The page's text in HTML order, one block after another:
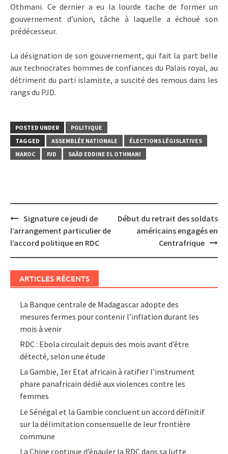
Othmani. Ce dernier a eu la lourde tache de former un
gouvernement d’union, tâche à laquelle a échoué son
prédécesseur.
La désignation de son gouvernement, qui fait la part belle
aux technocrates hommes de confiances du Palais royal, au
détriment du parti islamiste, a suscité des remous dans les
rangs du PJD.
POSTED UNDER
POLITIQUE
TAGGED
ASSEMBLÉE NATIONALE
ÉLECTIONS LÉGISLATIVES
MAROC
PJD SAÂD EDDINE EL OTHMANI
Post
navigation
Signature ce jeudi de
l’arrangement particulier de
l’accord politique en RDC
Début du retrait des soldats
américains engagés en
Centrafrique
ARTICLES RÉCENTS
La Banque centrale de Madagascar adopte des
mesures fermes pour contenir l’inflation durant les
mois à venir
RDC : Ebola circulait depuis des mois avant d’être
détecté, selon une étude
La Gambie, 1er Etat africain à ratifier l’instrument
phare panafricain dédié aux violences contre les
femmes
Le Sénégal et la Gambie concluent un accord définitif
sur la délimitation consensuelle de leur frontière
commune
La Chine continue d’épauler la RDC dans sa lutte